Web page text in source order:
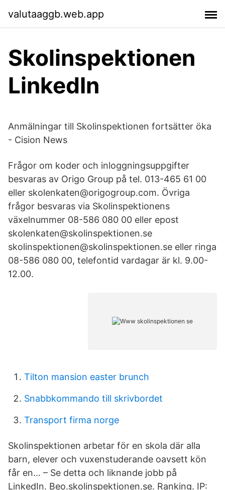
valutaaggb.web.app
Skolinspektionen
LinkedIn
Anmälningar till Skolinspektionen fortsätter öka
- Cision News
Frågor om koder och inloggningsuppgifter
besvaras av Origo Group på tel. 013-465 61 00
eller skolenkaten@origogroup.com. Övriga
frågor besvaras via Skolinspektionens
växelnummer 08-586 080 00 eller epost
skolenkaten@skolinspektionen.se
skolinspektionen@skolinspektionen.se eller ringa
08-586 080 00, telefontid vardagar är kl. 9.00-
12.00.
Tilton mansion easter brunch
Snabbkommando till skrivbordet
Transport firma norge
Skolinspektionen arbetar för en skola där alla
barn, elever och vuxenstuderande oavsett kön
får en… – Se detta och liknande jobb på
LinkedIn. Beo.skolinspektionen.se. Ranking. IP: